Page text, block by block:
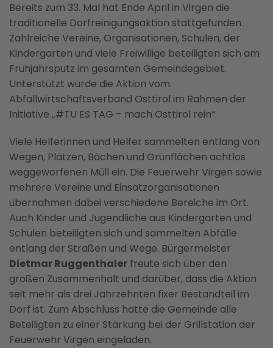
Bereits zum 33. Mal hat Ende April in Virgen die
traditionelle Dorfreinigungsaktion stattgefunden.
Zahlreiche Vereine, Organisationen, Schulen, der
Kindergarten und viele Freiwillige beteiligten sich am
Frühjahrsputz im gesamten Gemeindegebiet.
Unterstützt wurde die Aktion vom
Abfallwirtschaftsverband Osttirol im Rahmen der
Initiative „#TU ES TAG – mach Osttirol rein“.
Viele Helferinnen und Helfer sammelten entlang von
Wegen, Plätzen, Bächen und Grünflächen achtlos
weggeworfenen Müll ein. Die Feuerwehr Virgen sowie
mehrere Vereine und Einsatzorganisationen
übernahmen dabei verschiedene Bereiche im Ort.
Auch Kinder und Jugendliche aus Kindergarten und
Schulen beteiligten sich und sammelten Abfälle
entlang der Straßen und Wege. Bürgermeister
Dietmar Ruggenthaler freute sich über den
großen Zusammenhalt und darüber, dass die Aktion
seit mehr als drei Jahrzehnten fixer Bestandteil im
Dorf ist. Zum Abschluss hatte die Gemeinde alle
Beteiligten zu einer Stärkung bei der Grillstation der
Feuerwehr Virgen eingeladen.